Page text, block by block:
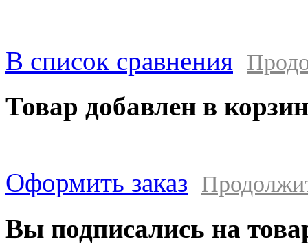
В список сравнения
Товар добавлен в
Оформить заказ
Вы подписались на